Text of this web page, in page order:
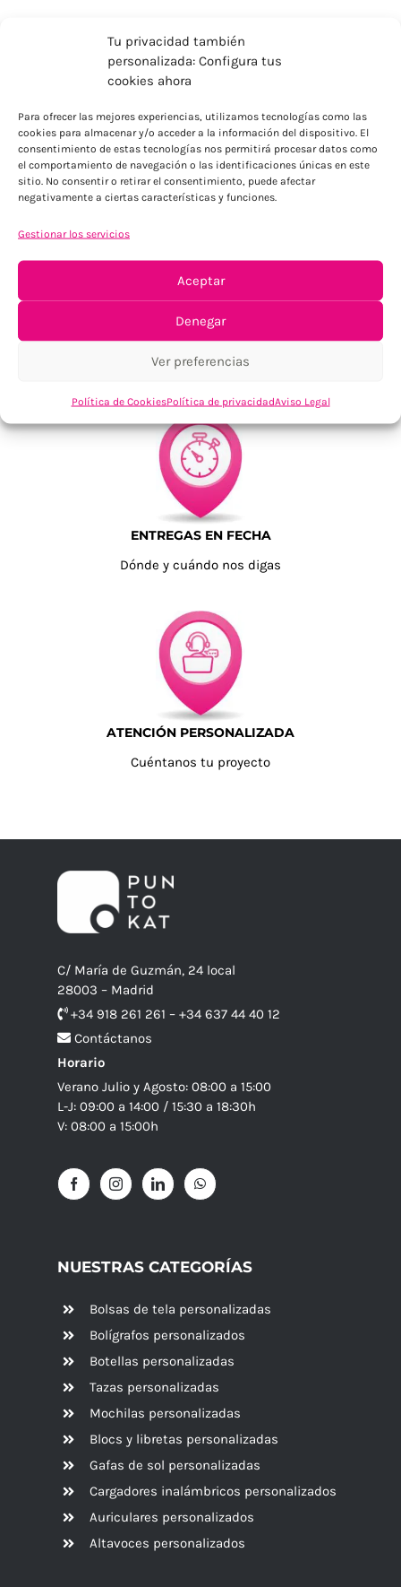
Tu privacidad también
personalizada: Configura tus
cookies ahora
Para ofrecer las mejores experiencias, utilizamos tecnologías como las
cookies para almacenar y/o acceder a la información del dispositivo. El
consentimiento de estas tecnologías nos permitirá procesar datos como
el comportamiento de navegación o las identificaciones únicas en este
sitio. No consentir o retirar el consentimiento, puede afectar
negativamente a ciertas características y funciones.
Gestionar los servicios
Aceptar
Denegar
Ver preferencias
Política de CookiesPolítica de privacidadAviso Legal
ENVÍOS ECONÓMICOS
Para Península, resto consultar
TU SATISFACCIÓN = LA NUESTRA
Tu confianza, nuestro objetivo
ENTREGAS EN FECHA
Dónde y cuándo nos digas
ATENCIÓN PERSONALIZADA
Cuéntanos tu proyecto
C/ María de Guzmán, 24 local
28003 – Madrid
+34 918 261 261 – +34 637 44 40 12
Contáctanos
Horario
Verano Julio y Agosto: 08:00 a 15:00
L-J: 09:00 a 14:00 / 15:30 a 18:30h
V: 08:00 a 15:00h
NUESTRAS CATEGORÍAS
Bolsas de tela personalizadas
Bolígrafos personalizados
Botellas personalizadas
Tazas personalizadas
Mochilas personalizadas
Blocs y libretas personalizadas
Gafas de sol personalizadas
Cargadores inalámbricos personalizados
Auriculares personalizados
Altavoces personalizados